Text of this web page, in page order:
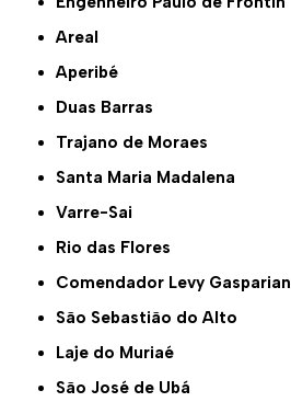
Areal
Aperibé
Duas Barras
Trajano de Moraes
Santa Maria Madalena
Varre-Sai
Rio das Flores
Comendador Levy Gasparian
São Sebastião do Alto
Laje do Muriaé
São José de Ubá